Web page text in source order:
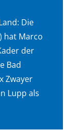
Die
hat Marco
der
Bad
Zwayer
Lupp als